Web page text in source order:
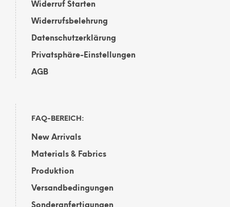
Widerruf Starten
Widerrufsbelehrung
Datenschutzerklärung
Privatsphäre-Einstellungen
AGB
FAQ-BEREICH:
New Arrivals
Materials & Fabrics
Produktion
Versandbedingungen